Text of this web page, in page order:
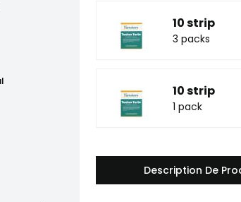
10 strip
3 packs
10 strip
1 pack
Description De